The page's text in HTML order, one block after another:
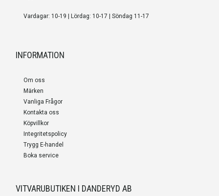
Vardagar: 10-19 | Lördag: 10-17 | Söndag 11-17
INFORMATION
Om oss
Märken
Vanliga Frågor
Kontakta oss
Köpvillkor
Integritetspolicy
Trygg E-handel
Boka service
VITVARUBUTIKEN I DANDERYD AB